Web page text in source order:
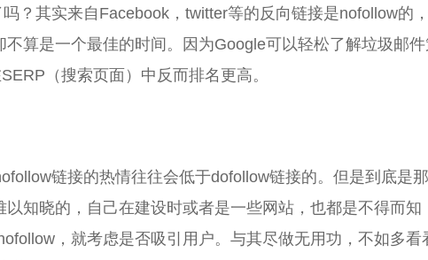
？其实来自Facebook，twitter等的反向链接是nofollow的
算是一个最佳的时间。因为Google可以轻松了解垃圾邮件
（搜索页面）中反而排名更高。
链接的热情往往会低于dofollow链接的。但是到底是
知晓的，自己在建设时或者是一些网站，也都是不得而知
，就考虑是否吸引用户。与其尽做无用功，不如多看